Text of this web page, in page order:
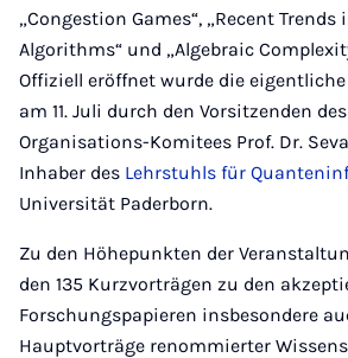
„Congestion Games“, „Recent Trends
Algorithms“ und „Algebraic
Offiziell eröffnet wurde die
am 11. Juli durch den Vorsitzenden
Organisations-Komitees Prof. Dr.
Inhaber des Lehrstuhls für
Universität Paderborn.
Zu den Höhepunkten der
den 135 Kurzvorträgen zu den
Forschungspapieren insbesondere
Hauptvorträge renommierter